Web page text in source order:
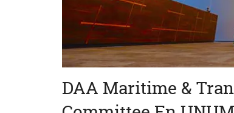
DAA Maritime &